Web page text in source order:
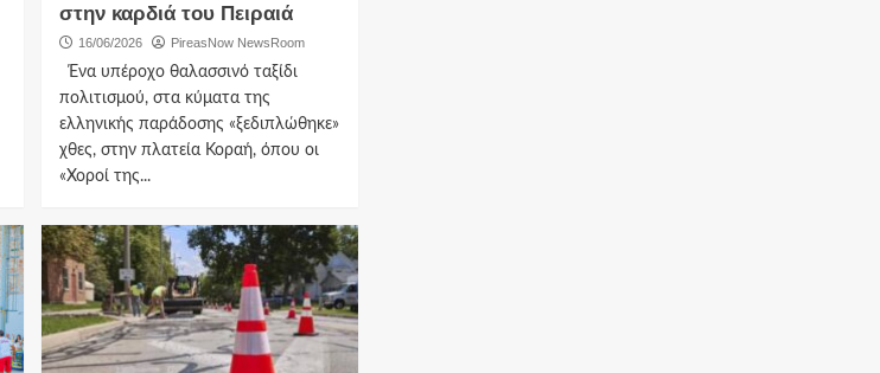
στην καρδιά του Πειραιά
16/06/2026 PireasNow NewsRoom
Ένα υπέροχο θαλασσινό ταξίδι
πολιτισμού, στα κύματα της
ελληνικής παράδοσης «ξεδιπλώθηκε»
χθες, στην πλατεία Κοραή, όπου οι
«Χοροί της...